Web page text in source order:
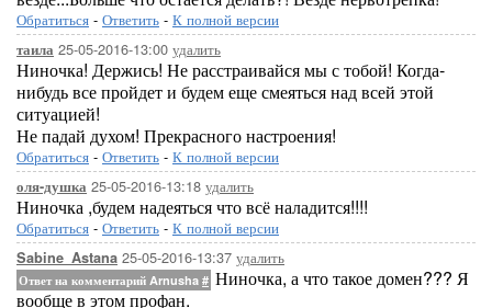
Обратиться - Ответить - К полной версии
таила 25-05-2016-13:00 удалить
Ниночка! Держись! Не расстраивайся мы с тобой! Когда-
нибудь все пройдет и будем еще смеяться над всей этой
ситуацией!
Не падай духом! Прекрасного настроения!
Обратиться - Ответить - К полной версии
оля-душка 25-05-2016-13:18 удалить
Ниночка ,будем надеяться что всё наладится!!!!
Обратиться - Ответить - К полной версии
Sabine_Astana 25-05-2016-13:37 удалить
Ответ на комментарий Arnusha # Ниночка, а что такое домен??? Я
вообще в этом профан.